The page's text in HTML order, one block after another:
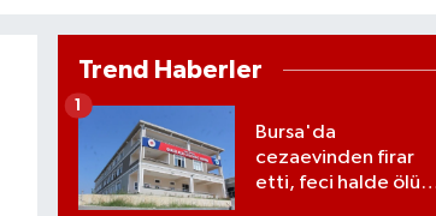
Trend Haberler
Bursa'da
cezaevinden firar
etti, feci halde ölü
1